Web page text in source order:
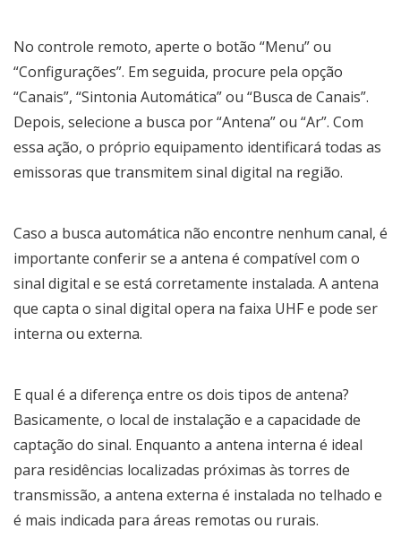
No controle remoto, aperte o botão “Menu” ou
“Configurações”. Em seguida, procure pela opção
“Canais”, “Sintonia Automática” ou “Busca de Canais”.
Depois, selecione a busca por “Antena” ou “Ar”. Com
essa ação, o próprio equipamento identificará todas as
emissoras que transmitem sinal digital na região.
Caso a busca automática não encontre nenhum canal, é
importante conferir se a antena é compatível com o
sinal digital e se está corretamente instalada. A antena
que capta o sinal digital opera na faixa UHF e pode ser
interna ou externa.
E qual é a diferença entre os dois tipos de antena?
Basicamente, o local de instalação e a capacidade de
captação do sinal. Enquanto a antena interna é ideal
para residências localizadas próximas às torres de
transmissão, a antena externa é instalada no telhado e
é mais indicada para áreas remotas ou rurais.